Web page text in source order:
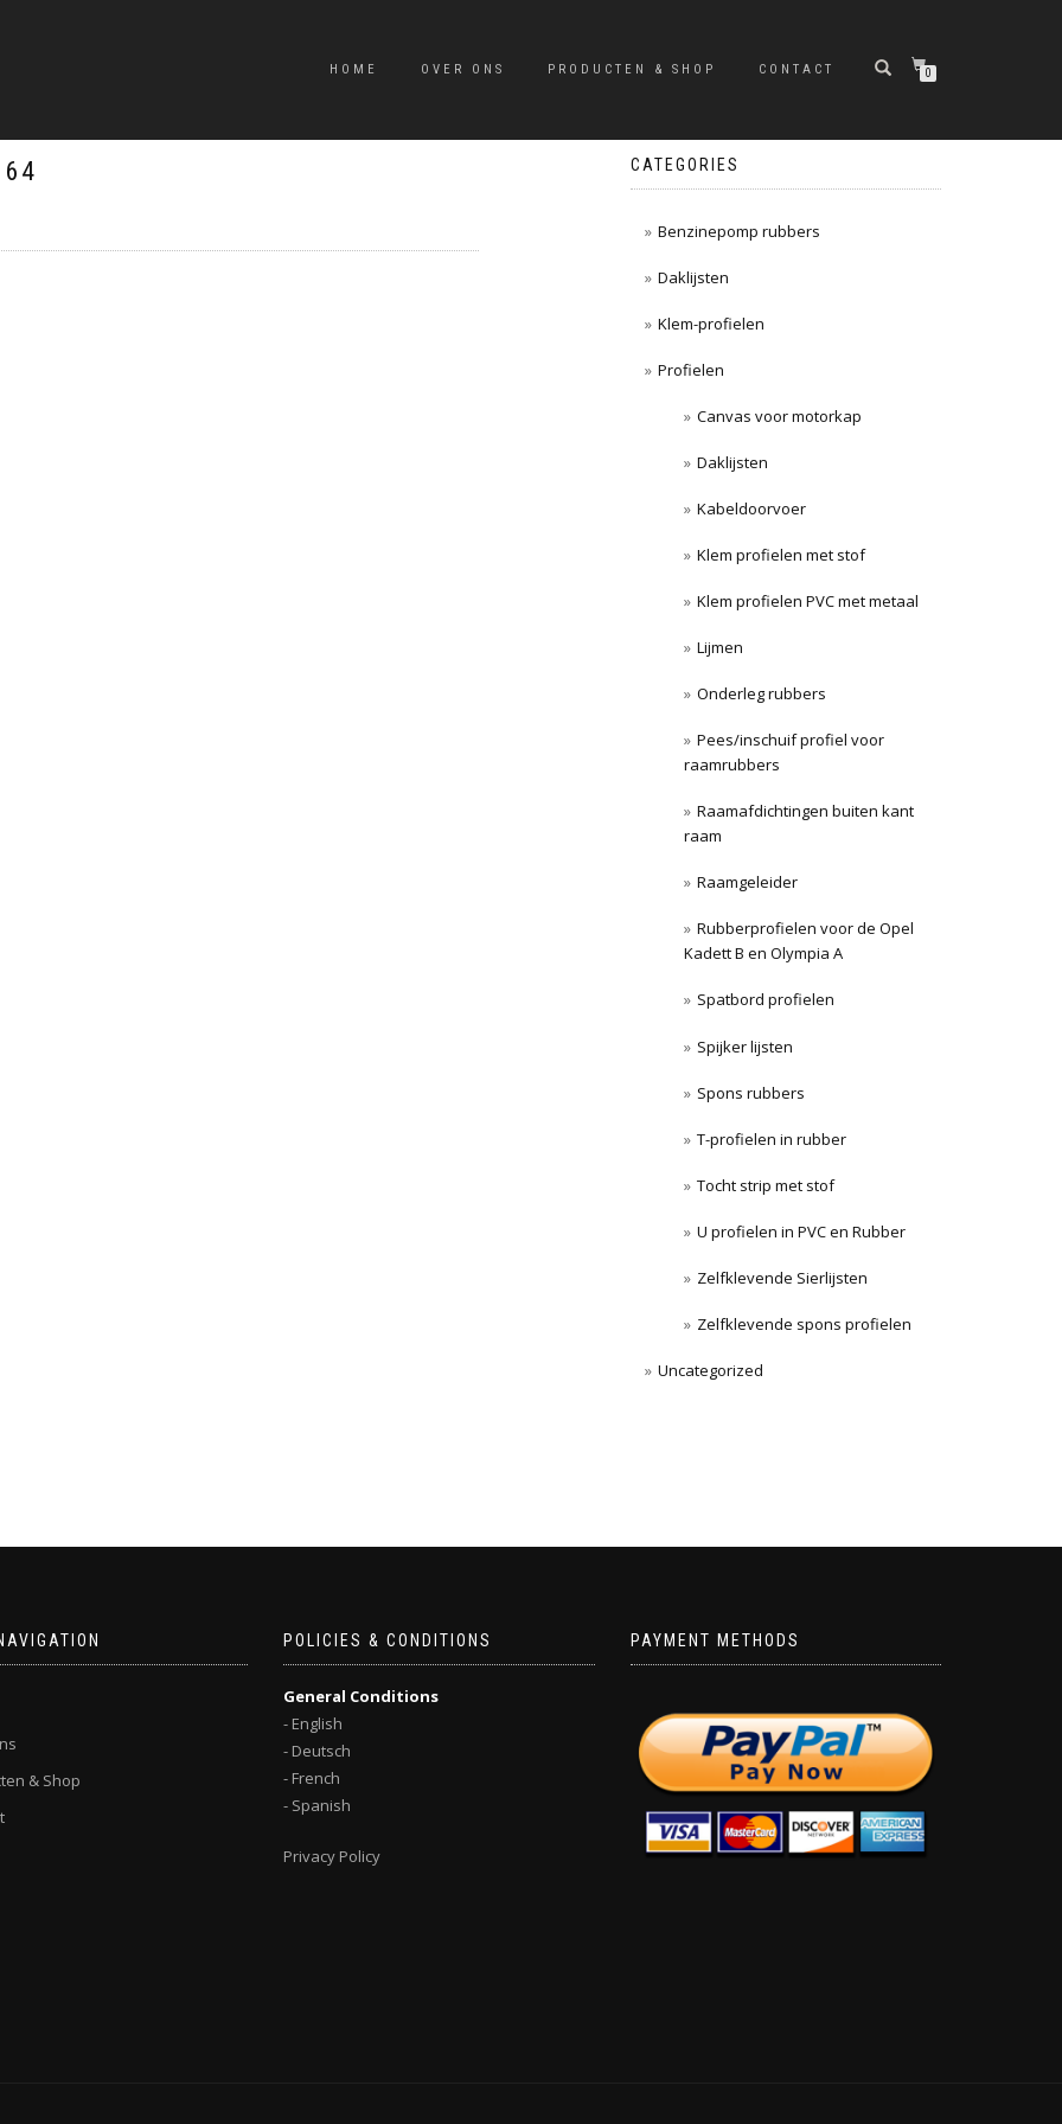
HOME OVER ONS PRODUCTEN & SHOP CONTACT 0
CATEGORIES
Benzinepomp rubbers
Daklijsten
Klem-profielen
Profielen
Canvas voor motorkap
Daklijsten
Kabeldoorvoer
Klem profielen met stof
Klem profielen PVC met metaal
Lijmen
Onderleg rubbers
Pees/inschuif profiel voor
raamrubbers
Raamafdichtingen buiten kant
raam
Raamgeleider
Rubberprofielen voor de Opel
Kadett B en Olympia A
Spatbord profielen
Spijker lijsten
Spons rubbers
T-profielen in rubber
Tocht strip met stof
U profielen in PVC en Rubber
Zelfklevende Sierlijsten
Zelfklevende spons profielen
Uncategorized
& Shop
POLICIES & CONDITIONS
General Conditions
- English
- Deutsch
- French
- Spanish
Privacy Policy
PAYMENT METHODS